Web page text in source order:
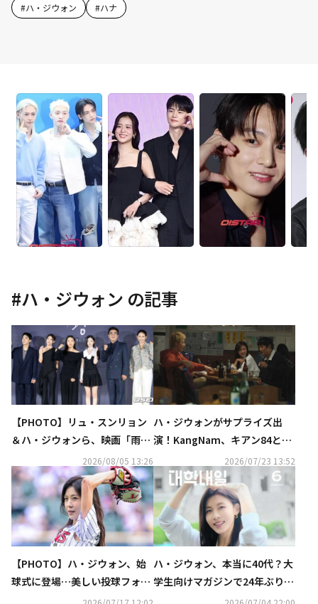
#ハ・ジウォン #ハナ
#ハ・ジウォン の記事
【PHOTO】リュ・スンリョン
＆ハ・ジウォンら、映画「雨
光」制作発表会に出席2026/08/05 13:26
ハ・ジウォンがサプライズ出
演！KangNam、キアン84との
コラボ曲「チキンと彼女」MV
公開
2026/07/23 13:52
【PHOTO】ハ・ジウォン、始
球式に登場…美しい投球フォー
ハ・ジウォン、本当に40代？大
学生向けマガジンで24年ぶりに
表紙モデルを務め話題